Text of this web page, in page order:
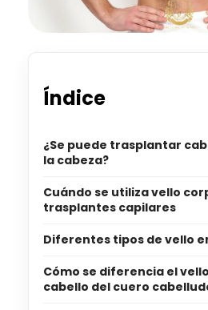
Índice
¿Se puede trasplantar
la cabeza?
Cuándo se utiliza vello
trasplantes capilares
Diferentes tipos de vello
Cómo se diferencia el
cabello del cuero